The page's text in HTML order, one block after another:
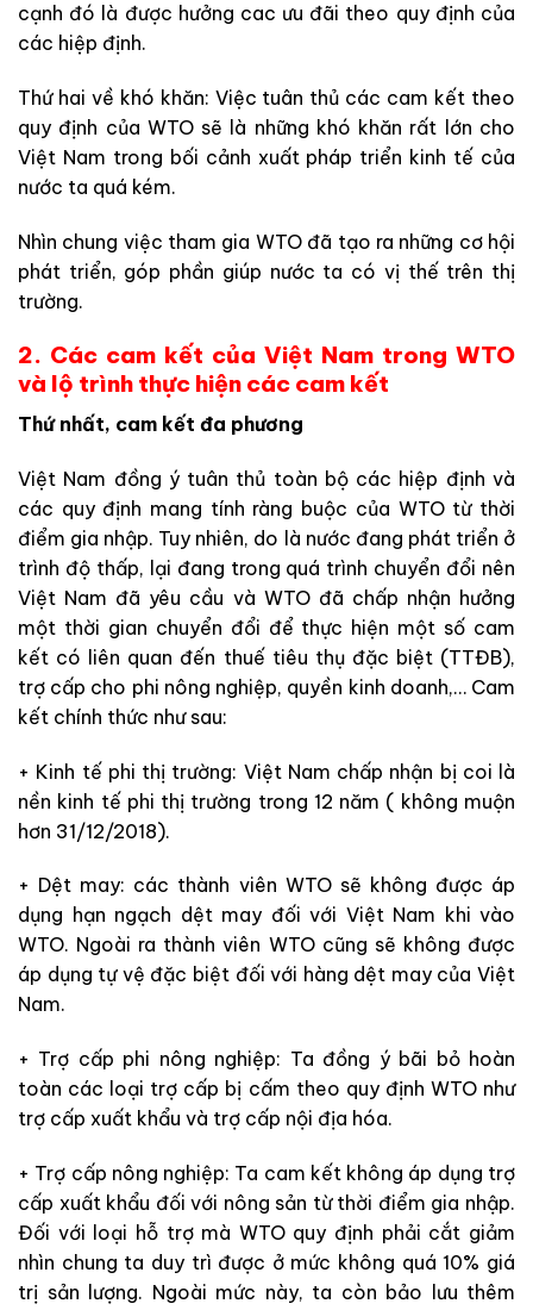
cạnh đó là được hưởng cac ưu đãi theo quy định của
các hiệp định.
Thứ hai về khó khăn: Việc tuân thủ các cam kết theo
quy định của WTO sẽ là những khó khăn rất lớn cho
Việt Nam trong bối cảnh xuất pháp triển kinh tế của
nước ta quá kém.
Nhìn chung việc tham gia WTO đã tạo ra những cơ hội
phát triển, góp phần giúp nước ta có vị thế trên thị
trường.
2. Các cam kết của Việt Nam trong WTO
và lộ trình thực hiện các cam kết
Thứ nhất, cam kết đa phương
Việt Nam đồng ý tuân thủ toàn bộ các hiệp định và
các quy định mang tính ràng buộc của WTO từ thời
điểm gia nhập. Tuy nhiên, do là nước đang phát triển ở
trình độ thấp, lại đang trong quá trình chuyển đổi nên
Việt Nam đã yêu cầu và WTO đã chấp nhận hưởng
một thời gian chuyển đổi để thực hiện một số cam
kết có liên quan đến thuế tiêu thụ đặc biệt (TTĐB),
trợ cấp cho phi nông nghiệp, quyền kinh doanh,… Cam
kết chính thức như sau:
+ Kinh tế phi thị trường: Việt Nam chấp nhận bị coi là
nền kinh tế phi thị trường trong 12 năm ( không muộn
hơn 31/12/2018).
+ Dệt may: các thành viên WTO sẽ không được áp
dụng hạn ngạch dệt may đối với Việt Nam khi vào
WTO. Ngoài ra thành viên WTO cũng sẽ không được
áp dụng tự vệ đặc biệt đối với hàng dệt may của Việt
Nam.
+ Trợ cấp phi nông nghiệp: Ta đồng ý bãi bỏ hoàn
toàn các loại trợ cấp bị cấm theo quy định WTO như
trợ cấp xuất khẩu và trợ cấp nội địa hóa.
+ Trợ cấp nông nghiệp: Ta cam kết không áp dụng trợ
cấp xuất khẩu đối với nông sản từ thời điểm gia nhập.
Đối với loại hỗ trợ mà WTO quy định phải cắt giảm
nhìn chung ta duy trì được ở mức không quá 10% giá
trị sản lượng. Ngoài mức này, ta còn bảo lưu thêm